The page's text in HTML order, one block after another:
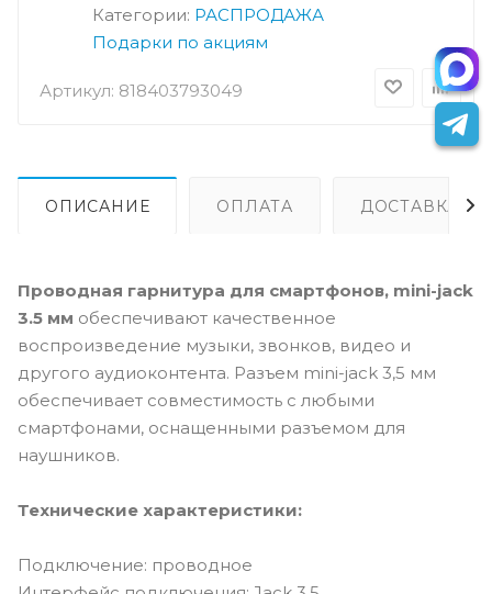
Артикул: 818403793049
Категории: РАСПРОДАЖА
Подарки по акциям
ОПИСАНИЕ ОПЛАТА ДОСТАВКА
Проводная гарнитура для смартфонов, mini-jack
3.5 мм обеспечивают качественное
воспроизведение музыки, звонков, видео и
другого аудиоконтента. Разъем mini-jack 3,5 мм
обеспечивает совместимость с любыми
смартфонами, оснащенными разъемом для
наушников.
Технические характеристики:
Подключение: проводное